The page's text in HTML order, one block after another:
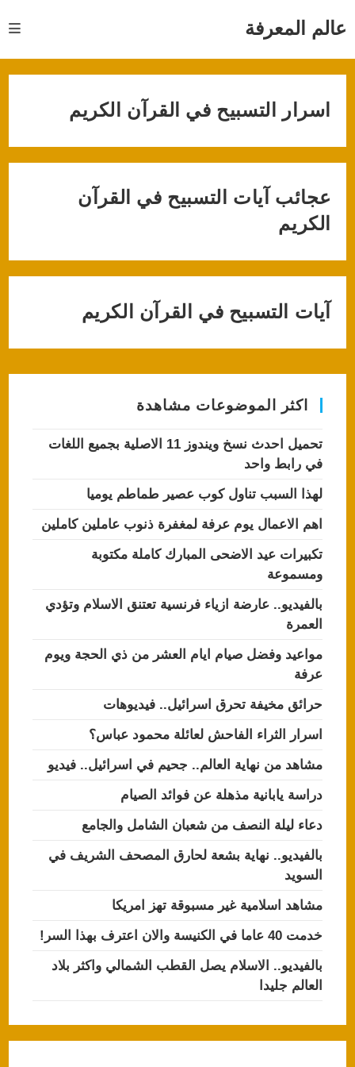
عالم المعرفة
اسرار التسبيح في القرآن الكريم
عجائب آيات التسبيح في القرآن
الكريم
آيات التسبيح في القرآن الكريم
اكثر الموضوعات مشاهدة
تحميل احدث نسخ ويندوز 11 الاصلية بجميع اللغات
في رابط واحد
لهذا السبب تناول كوب عصير طماطم يوميا
اهم الاعمال يوم عرفة لمغفرة ذنوب عاملين كاملين
تكبيرات عيد الاضحى المبارك كاملة مكتوبة
ومسموعة
بالفيديو.. عارضة ازياء فرنسية تعتنق الاسلام وتؤدي
العمرة
مواعيد وفضل صيام ايام العشر من ذي الحجة ويوم
عرفة
حرائق مخيفة تحرق اسرائيل.. فيديوهات
اسرار الثراء الفاحش لعائلة محمود عباس؟
مشاهد من نهاية العالم.. جحيم في اسرائيل.. فيديو
دراسة يابانية مذهلة عن فوائد الصيام
دعاء ليلة النصف من شعبان الشامل والجامع
بالفيديو.. نهاية بشعة لحارق المصحف الشريف في
السويد
مشاهد اسلامية غير مسبوقة تهز امريكا
خدمت 40 عاما في الكنيسة والان اعترف بهذا السر!
بالفيديو.. الاسلام يصل القطب الشمالي واكثر بلاد
العالم جليدا